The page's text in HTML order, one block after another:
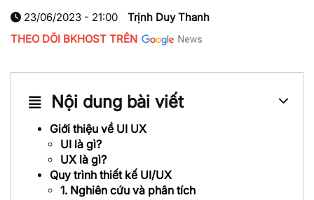
23/06/2023 - 21:00
Trịnh Duy Thanh
THEO DÕI BKHOST TRÊN
Nội dung bài viết
Giới thiệu về UI UX
UI là gì?
UX là gì?
Quy trình thiết kế UI/UX
1. Nghiên cứu và phân tích